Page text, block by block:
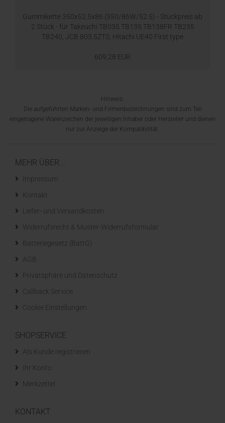
Gummikette 350x52,5x86 (350/86W/52.5) - Stückpreis ab
2 Stück - für Takeuchi TB035 TB135 TB138FR TB235
TB240, JCB 803.5ZTS, Hitachi UE40 First type
609,28 EUR
Hinweis:
Die aufgeführten Marken- und Firmenbezeichnungen sind zum Teil
eingetragene Warenzeichen der jeweiligen Inhaber oder Hersteller und dienen
nur zur Anzeige der Kompatibilität.
MEHR ÜBER...
Impressum
Kontakt
Liefer- und Versandkosten
Widerrufsrecht & Muster-Widerrufsformular
Batteriegesetz (BattG)
AGB
Privatsphäre und Datenschutz
Callback Service
Cookie Einstellungen
SHOPSERVICE
Als Kunde registrieren
Ihr Konto
Merkzettel
KONTAKT